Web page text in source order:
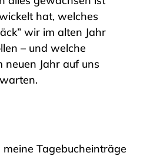
hat, welches
wir im alten Jahr
– und welche
neuen Jahr auf uns
warten.
Tagebucheinträge